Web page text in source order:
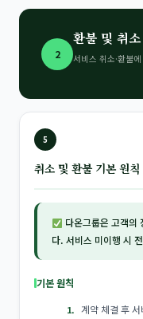
2
환불 및 취
서비스 취소·환불
5
취소 및 환불 기본 원칙
다온그룹은 고객의
다. 서비스 미이행 시
기본 원칙
계약 체결 후